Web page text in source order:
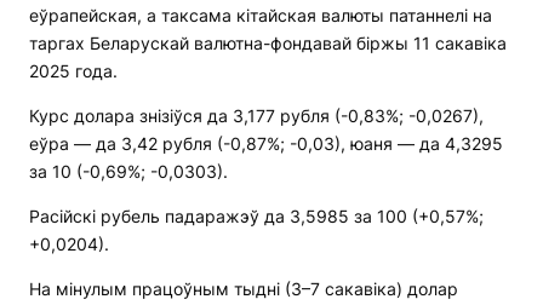
еўрапейская, а таксама кітайская валюты патаннелі на
таргах Беларускай валютна-фондавай біржы 11 сакавіка
2025 года.
Курс долара знізіўся да 3,177 рубля (-0,83%; -0,0267),
еўра — да 3,42 рубля (-0,87%; -0,03), юаня — да 4,3295
за 10 (-0,69%; -0,0303).
Расійскі рубель падаражэў да 3,5985 за 100 (+0,57%;
+0,0204).
На мінулым працоўным тыдні (3–7 сакавіка) долар